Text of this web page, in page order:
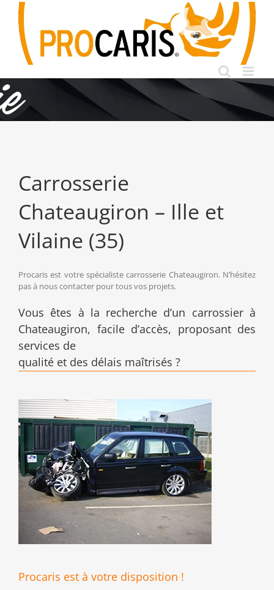
Passer
contenu
Carrosserie
Chateaugiron – Ille et
Vilaine (35)
Procaris est votre spécialiste carrosserie Chateaugiron. N’hésitez
pas à nous contacter pour tous vos projets.
Vous êtes à la recherche d’un carrossier à
Chateaugiron, facile d’accès, proposant des
services de
qualité et des délais maîtrisés ?
Procaris est à votre disposition !